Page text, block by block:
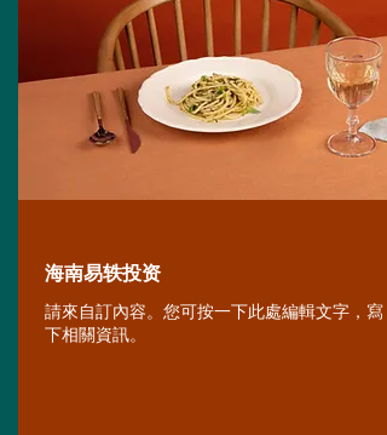
海南易轶投资
請來自訂內容。您可按一下此處編輯文字，寫
下相關資訊。